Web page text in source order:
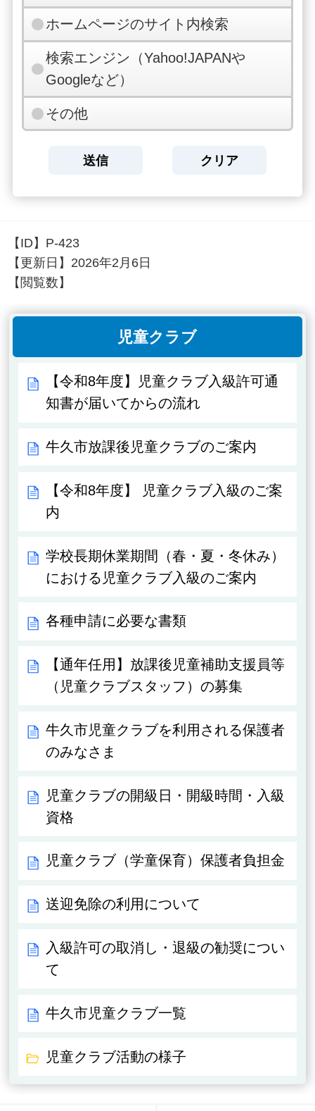
ホームページのサイト内検索
検索エンジン（Yahoo!JAPANや
Googleなど）
その他
【ID】 P-423
【更新日】 2026年2月6日
【閲覧数】
児童クラブ
【令和8年度】児童クラブ入級許可通
知書が届いてからの流れ
牛久市放課後児童クラブのご案内
【令和8年度】 児童クラブ入級のご案
内
学校長期休業期間（春・夏・冬休み）
における児童クラブ入級のご案内
各種申請に必要な書類
【通年任用】放課後児童補助支援員等
（児童クラブスタッフ）の募集
牛久市児童クラブを利用される保護者
のみなさま
児童クラブの開級日・開級時間・入級
資格
児童クラブ（学童保育）保護者負担金
送迎免除の利用について
入級許可の取消し・退級の勧奨につい
て
牛久市児童クラブ一覧
児童クラブ活動の様子